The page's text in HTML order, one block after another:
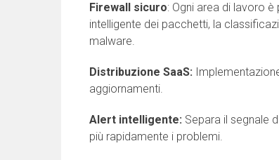
Firewall sicuro: Ogni area di lavoro
intelligente dei pacchetti, la
malware.
Distribuzione SaaS:
aggiornamenti.
Alert intelligente: Separa il segnale
più rapidamente i problemi.